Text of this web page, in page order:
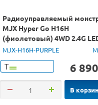
Радиоуправляемый
MJX Hyper Go H16H
(фиолетовый) 4WD 2.4G
GPS 1/16 RTR
MJX-H16H-PURPLE
Т 6 890
В